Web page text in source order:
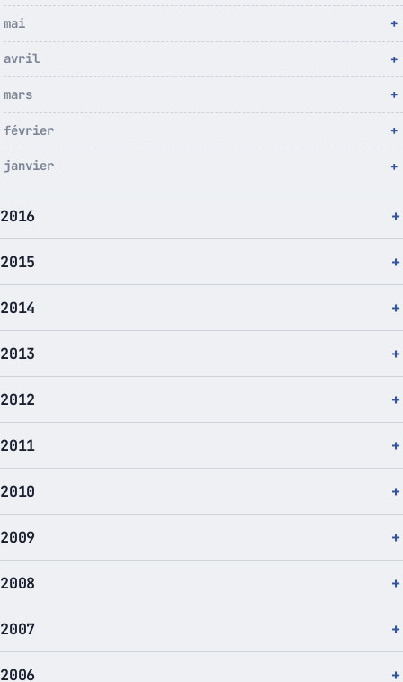
mai
avril
mars
février
janvier
2016
2015
2014
2013
2012
2011
2010
2009
2008
2007
2006